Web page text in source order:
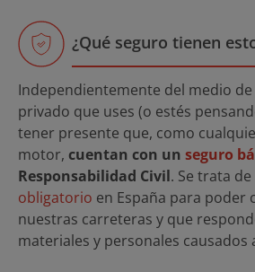
¿Qué seguro tienen
Independientemente del medio
privado que uses (o estés
tener presente que, como
motor, cuentan con un seguro
Responsabilidad Civil. Se trata
obligatorio en España para poder
nuestras carreteras y que
materiales y personales causados